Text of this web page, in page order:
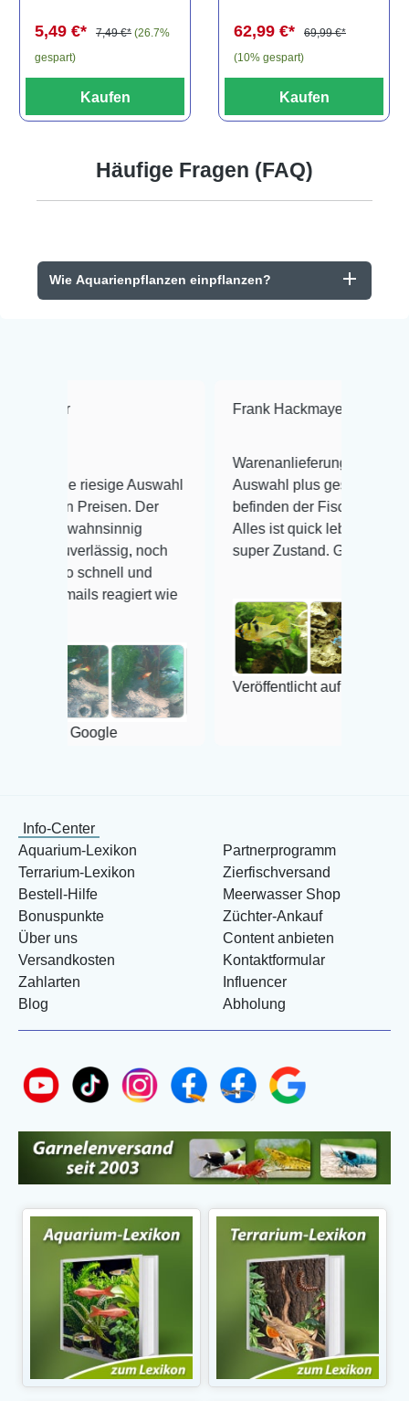
5,49 €* 7,49 €* (26.7%
gespart)
Kaufen
62,99 €*
69,99 €*
(10% gespart)
Kaufen
Häufige Fragen (FAQ)
Wie Aquarienpflanzen einpflanzen?
Auswahl
Der
noch
reagiert wie
Frank Hackmayer ★★★★
Warenanlieferung Top und die
Auswahl plus gesundheitliches
befinden der Fische einwandfrei.
Alles ist quick lebendig und im
super Zustand. Gerne wieder 😃
Veröffentlicht auf Google
Info-Center
Aquarium-Lexikon
Terrarium-Lexikon
Bestell-Hilfe
Bonuspunkte
Über uns
Versandkosten
Zahlarten
Blog
Partnerprogramm
Zierfischversand
Meerwasser Shop
Züchter-Ankauf
Content anbieten
Kontaktformular
Influencer
Abholung